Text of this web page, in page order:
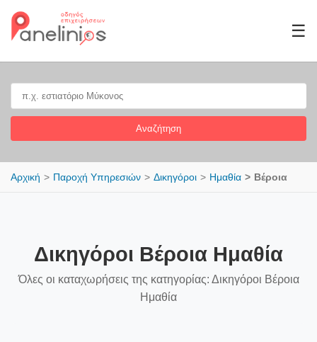
☰
Αναζήτηση
Αρχική Παροχή Υπηρεσιών Δικηγόροι Ημαθία Βέροια
Δικηγόροι Βέροια Ημαθία
Όλες οι καταχωρήσεις της κατηγορίας: Δικηγόροι Βέροια
Ημαθία